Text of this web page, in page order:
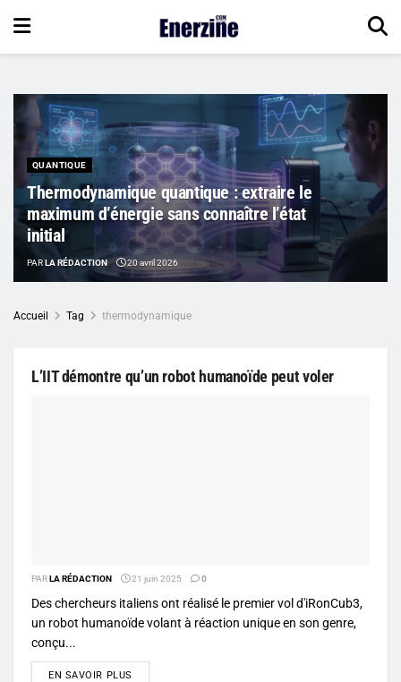
QUANTIQUE
Thermodynamique quantique : extraire le
maximum d’énergie sans connaître l’état
initial
PARLA RÉDACTION 20 avril 2026
Accueil Tag thermodynamique
L’IIT démontre qu’un robot humanoïde peut voler
PARLA RÉDACTION 21 juin 2025 0
Des chercheurs italiens ont réalisé le premier vol d'iRonCub3,
un robot humanoïde volant à réaction unique en son genre,
conçu...
EN SAVOIR PLUS